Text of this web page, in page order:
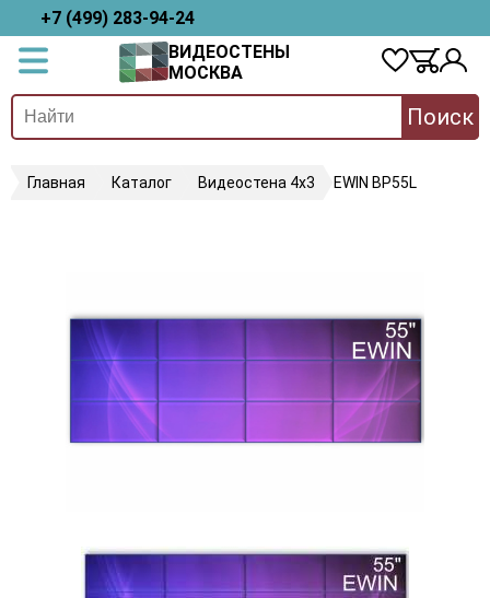
+7 (499) 283-94-24
ВИДЕОСТЕНЫ
МОСКВА
Поиск
Главная Каталог Видеостена 4х3 EWIN BP55L